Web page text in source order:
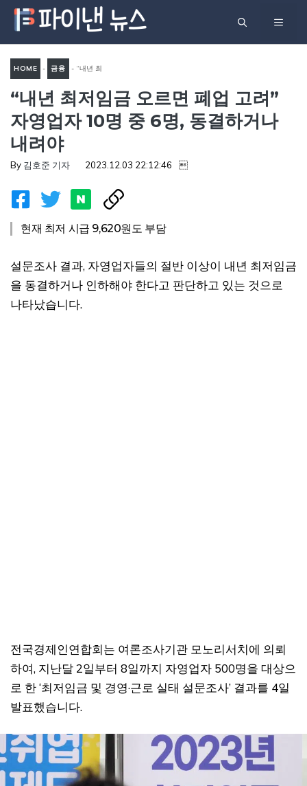
츠
메
HOME - 금융 - “내년 최
저임금 오르면 폐업 고려” 자
영업자 10명 중 6명, 동결하거
나 내려야
“내년 최저임금 오르면 폐업 고려”
자영업자 10명 중 6명, 동결하거나
내려야
By 김호준 기자 2023.12.03 22:12:46 
현재 최저 시급 9,620원도 부담
설문조사 결과, 자영업자들의 절반 이상이 내년 최저임금
을 동결하거나 인하해야 한다고 판단하고 있는 것으로
나타났습니다.
전국경제인연합회는 여론조사기관 모노리서치에 의뢰
하여, 지난달 2일부터 8일까지 자영업자 500명을 대상으
로 한 ‘최저임금 및 경영·근로 실태 설문조사’ 결과를 4일
발표했습니다.